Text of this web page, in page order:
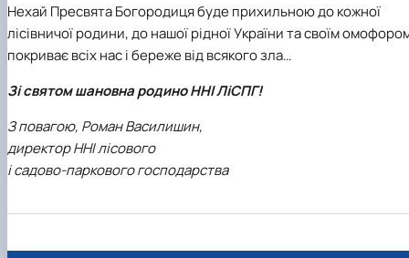
Нехай Пресвята Богородиця буде прихильною до кожної
лісівничої родини, до нашої рідної України та своїм
покриває всіх нас і береже від всякого зла…
Зі святом шановна родино ННІ ЛіСПГ!
З повагою, Роман Василишин,
директор ННІ лісового
і садово-паркового господарства